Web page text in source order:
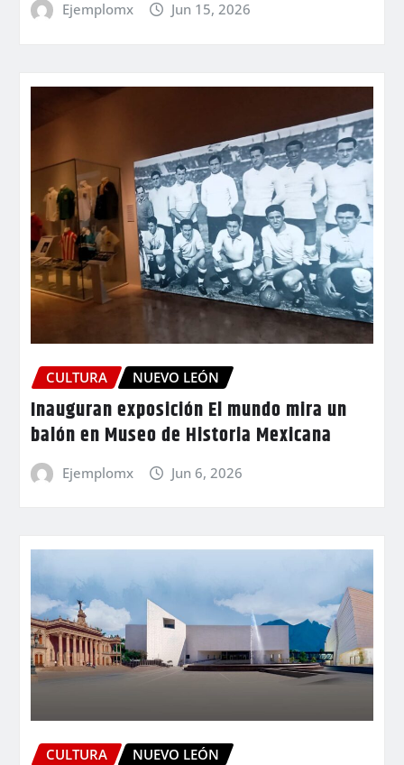
Ejemplomx Jun 15, 2026
CULTURA NUEVO LEÓN
Inauguran exposición El mundo mira un
balón en Museo de Historia Mexicana
Ejemplomx Jun 6, 2026
CULTURA NUEVO LEÓN